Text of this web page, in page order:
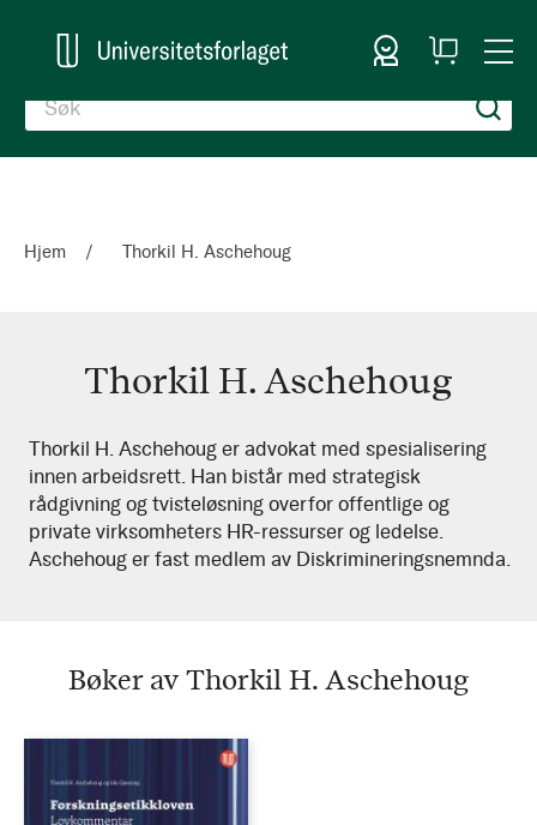
Logg inn
Handlekurv
Hjem Thorkil H. Aschehoug
Thorkil H. Aschehoug
Thorkil
H.
Aschehoug
Thorkil H. Aschehoug er advokat med spesialisering
innen arbeidsrett. Han bistår med strategisk
rådgivning og tvisteløsning overfor offentlige og
private virksomheters HR-ressurser og ledelse.
Aschehoug er fast medlem av Diskrimineringsnemnda.
Bøker av Thorkil H. Aschehoug